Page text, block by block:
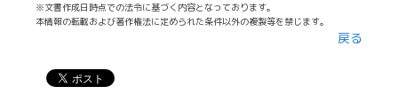
※文書作成日時点での法令に基づく内容となっております。
本情報の転載および著作権法に定められた条件以外の複製等を禁じます。
戻る